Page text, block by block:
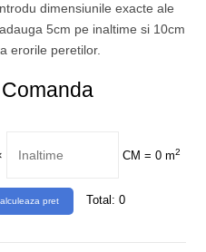
dimensiunile exacte ale
5cm pe inaltime si 10cm
erorile peretilor.
CM =0 m2
Total:0